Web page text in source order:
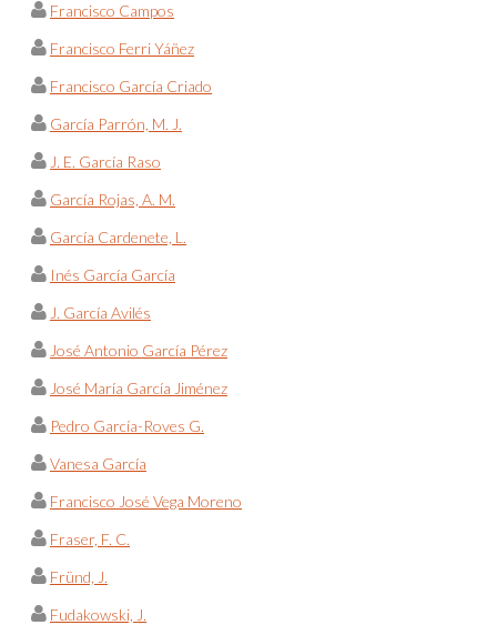
Francisco Campos
Francisco Ferri Yáñez
Francisco García Criado
García Parrón, M. J.
J. E. García Raso
García Rojas, A. M.
García Cardenete, L.
Inés García García
J. García Avilés
José Antonio García Pérez
José María García Jiménez
Pedro García-Roves G.
Vanesa García
Francisco José Vega Moreno
Fraser, F. C.
Fründ, J.
Fudakowski, J.